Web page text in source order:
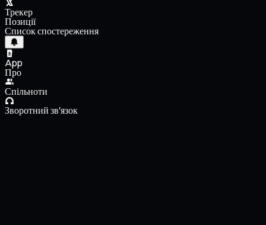
Трекер
Позиції
Список спостереження
App
Про
Спільноти
Зворотний зв'язок